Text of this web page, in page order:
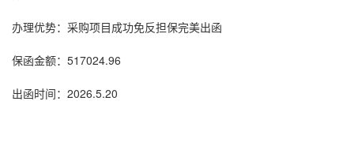
办理优势：采购项目成功免反担保完美出函
保函金额：517024.96
出函时间：2026.5.20